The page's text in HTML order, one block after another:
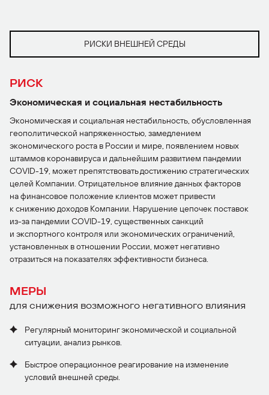
РИСКИ ВНЕШНЕЙ СРЕДЫ
РИСК
Экономическая и социальная нестабильность
Экономическая и социальная нестабильность, обусловленная
геополитической напряженностью, замедлением
экономического роста в России и мире, появлением новых
штаммов коронавируса и дальнейшим развитием пандемии
COVID-19, может препятствовать достижению стратегических
целей Компании. Отрицательное влияние данных факторов
на финансовое положение клиентов может привести
к снижению доходов Компании. Нарушение цепочек поставок
из-за пандемии COVID-19, существенных санкций
и экспортного контроля или экономических ограничений,
установленных в отношении России, может негативно
отразиться на показателях эффективности бизнеса.
МЕРЫ
для снижения возможного негативного влияния
Регулярный мониторинг экономической и социальной
ситуации, анализ рынков.
Быстрое операционное реагирование на изменение
условий внешней среды.